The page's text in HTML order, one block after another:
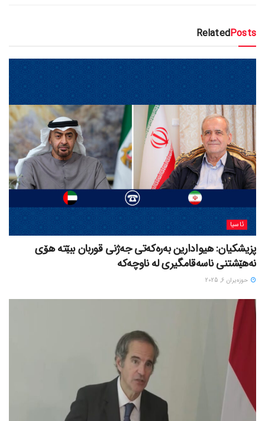
RelatedPosts
ئاسیا
پزیشکیان: هیوادارین بەرەکەتی جەژنی قوربان ببێتە هۆی
نەهێشتنی ناسەقامگیری لە ناوچەکە
حوزه‌یران 6, 2025